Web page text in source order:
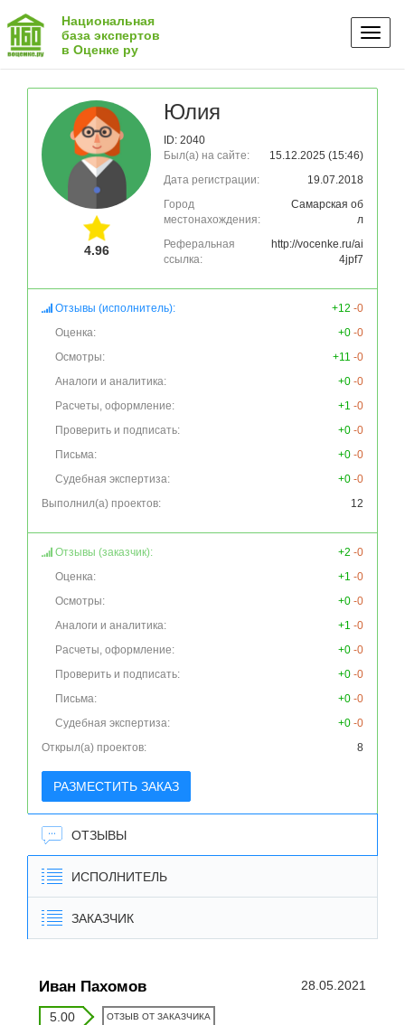
Национальная
база экспертов
в Оценке ру
4.96
Юлия
ID: 2040
Был(а) на сайте:
15.12.2025 (15:46)
Дата регистрации:
19.07.2018
Город
местонахождения:
Самарская об
л
Реферальная
ссылка:
http://vocenke.ru/ai
4jpf7
Отзывы (исполнитель): +12 -0
Оценка:
+0 -0
Осмотры:
+11 -0
Аналоги и аналитика:
+0 -0
Расчеты, оформление:
+1 -0
Проверить и подписать:
+0 -0
Письма:
+0 -0
Судебная экспертиза:
+0 -0
Выполнил(а) проектов:
12
Отзывы (заказчик): +2 -0
Оценка:
+1 -0
Осмотры:
+0 -0
Аналоги и аналитика:
+1 -0
Расчеты, оформление:
+0 -0
Проверить и подписать:
+0 -0
Письма:
+0 -0
Судебная экспертиза:
+0 -0
Открыл(а) проектов:
8
РАЗМЕСТИТЬ ЗАКАЗ
ОТЗЫВЫ
ИСПОЛНИТЕЛЬ
ЗАКАЗЧИК
Иван Пахомов 28.05.2021
5.00 ОТЗЫВ ОТ ЗАКАЗЧИКА